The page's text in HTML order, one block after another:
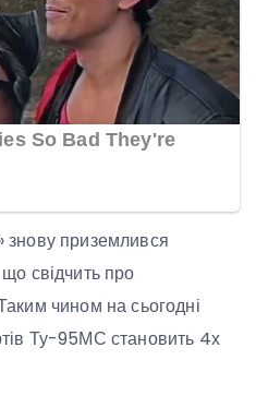
знову приземлився
свідчить про
чином на сьогодні
Ту-95МС становить 4х